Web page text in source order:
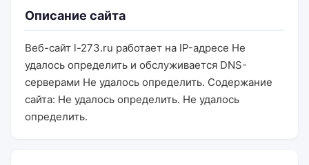
Описание сайта
Веб-сайт l-273.ru работает на IP-адресе Не
удалось определить и обслуживается DNS-
серверами Не удалось определить. Содержание
сайта: Не удалось определить. Не удалось
определить.